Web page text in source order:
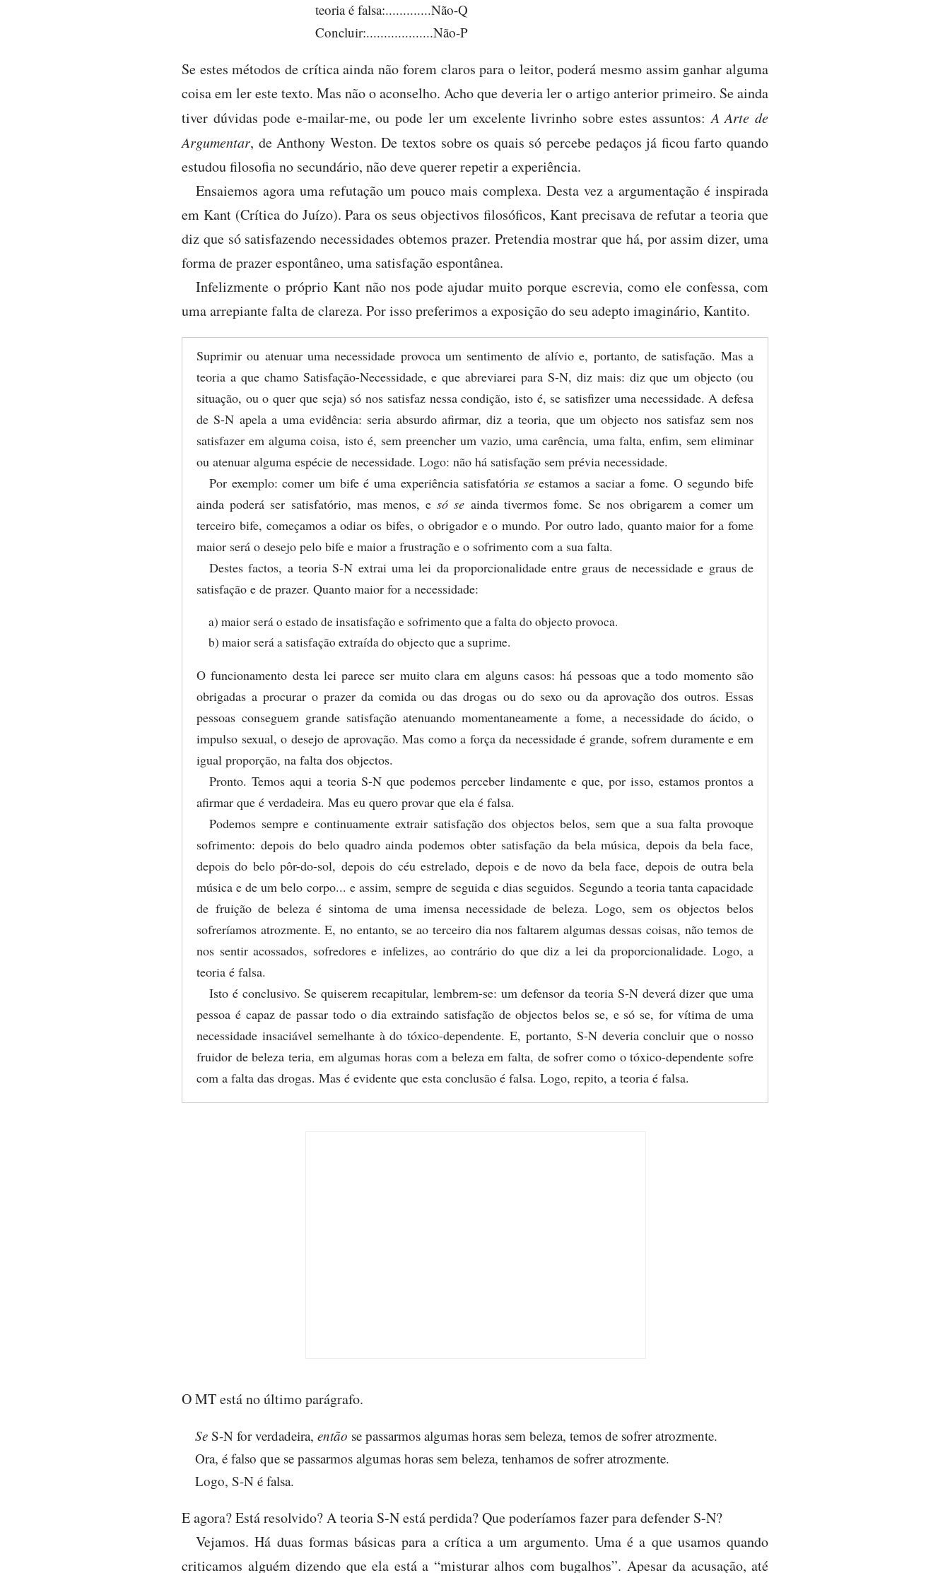
teoria é falsa:.............Não-Q
Concluir:...................Não-P
Se estes métodos de crítica ainda não forem claros para o leitor, poderá mesmo assim ganhar alguma
coisa em ler este texto. Mas não o aconselho. Acho que deveria ler o artigo anterior primeiro. Se ainda
tiver dúvidas pode e-mailar-me, ou pode ler um excelente livrinho sobre estes assuntos:A Arte de
Argumentar, de Anthony Weston. De textos sobre os quais só percebe pedaços já ficou farto quando
estudou filosofia no secundário, não deve querer repetir a experiência.
Ensaiemos agora uma refutação um pouco mais complexa. Desta vez a argumentação é inspirada
em Kant (Crítica do Juízo). Para os seus objectivos filosóficos, Kant precisava de refutar a teoria que
diz que só satisfazendo necessidades obtemos prazer. Pretendia mostrar que há, por assim dizer, uma
forma de prazer espontâneo, uma satisfação espontânea.
Infelizmente o próprio Kant não nos pode ajudar muito porque escrevia, como ele confessa, com
uma arrepiante falta de clareza. Por isso preferimos a exposição do seu adepto imaginário, Kantito.
Suprimir ou atenuar uma necessidade provoca um sentimento de alívio e, portanto, de satisfação. Mas a
teoria a que chamo Satisfação-Necessidade, e que abreviarei para S-N, diz mais: diz que um objecto (ou
situação, ou o quer que seja) só nos satisfaz nessa condição, isto é, se satisfizer uma necessidade. A defesa
de S-N apela a uma evidência: seria absurdo afirmar, diz a teoria, que um objecto nos satisfaz sem nos
satisfazer em alguma coisa, isto é, sem preencher um vazio, uma carência, uma falta, enfim, sem eliminar
ou atenuar alguma espécie de necessidade. Logo: não há satisfação sem prévia necessidade.
Por exemplo: comer um bife é uma experiência satisfatória seestamos a saciar a fome. O segundo bife
ainda poderá ser satisfatório, mas menos, esó se ainda tivermos fome. Se nos obrigarem a comer um
terceiro bife, começamos a odiar os bifes, o obrigador e o mundo. Por outro lado, quanto maior for a fome
maior será o desejo pelo bife e maior a frustração e o sofrimento com a sua falta.
Destes factos, a teoria S-N extrai uma lei da proporcionalidade entre graus de necessidade e graus de
satisfação e de prazer. Quanto maior for a necessidade:
a) maior será o estado de insatisfação e sofrimento que a falta do objecto provoca.
b) maior será a satisfação extraída do objecto que a suprime.
O funcionamento desta lei parece ser muito clara em alguns casos: há pessoas que a todo momento são
obrigadas a procurar o prazer da comida ou das drogas ou do sexo ou da aprovação dos outros. Essas
pessoas conseguem grande satisfação atenuando momentaneamente a fome, a necessidade do ácido, o
impulso sexual, o desejo de aprovação. Mas como a força da necessidade é grande, sofrem duramente e em
igual proporção, na falta dos objectos.
Pronto. Temos aqui a teoria S-N que podemos perceber lindamente e que, por isso, estamos prontos a
afirmar que é verdadeira. Mas eu quero provar que ela é falsa.
Podemos sempre e continuamente extrair satisfação dos objectos belos, sem que a sua falta provoque
sofrimento: depois do belo quadro ainda podemos obter satisfação da bela música, depois da bela face,
depois do belo pôr-do-sol, depois do céu estrelado, depois e de novo da bela face, depois de outra bela
música e de um belo corpo... e assim, sempre de seguida e dias seguidos. Segundo a teoria tanta capacidade
de fruição de beleza é sintoma de uma imensa necessidade de beleza. Logo, sem os objectos belos
sofreríamos atrozmente. E, no entanto, se ao terceiro dia nos faltarem algumas dessas coisas, não temos de
nos sentir acossados, sofredores e infelizes, ao contrário do que diz a lei da proporcionalidade. Logo, a
teoria é falsa.
Isto é conclusivo. Se quiserem recapitular, lembrem-se: um defensor da teoria S-N deverá dizer que uma
pessoa é capaz de passar todo o dia extraindo satisfação de objectos belos se, e só se, for vítima de uma
necessidade insaciável semelhante à do tóxico-dependente. E, portanto, S-N deveria concluir que o nosso
fruidor de beleza teria, em algumas horas com a beleza em falta, de sofrer como o tóxico-dependente sofre
com a falta das drogas. Mas é evidente que esta conclusão é falsa. Logo, repito, a teoria é falsa.
O MT está no último parágrafo.
Se S-N for verdadeira, então se passarmos algumas horas sem beleza, temos de sofrer atrozmente.
Ora, é falso que se passarmos algumas horas sem beleza, tenhamos de sofrer atrozmente.
Logo, S-N é falsa.
E agora? Está resolvido? A teoria S-N está perdida? Que poderíamos fazer para defender S-N?
Vejamos. Há duas formas básicas para a crítica a um argumento. Uma é a que usamos quando
criticamos alguém dizendo que ela está a “misturar alhos com bugalhos”. Apesar da acusação, até